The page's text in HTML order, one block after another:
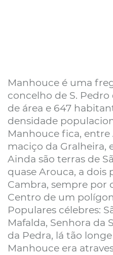
Manhouce é uma
concelho de S.
de área e 647
densidade
Manhouce fica, entre
maciço da Gralheira,
Ainda são terras de
quase Arouca, a dois
Cambra, sempre por
Centro de um
Populares célebres:
Mafalda, Senhora da
da Pedra, lá tão
Manhouce era